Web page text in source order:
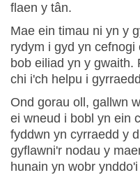
flaen y tân.
Mae ein timau ni yn y
rydym i gyd yn
bob eiliad yn y gwaith.
chi i'ch helpu i
Ond gorau oll, gallwn
ei wneud i bobl yn ein
fyddwn yn cyrraedd y
gyflawni'r nodau y
hunain yn wobr